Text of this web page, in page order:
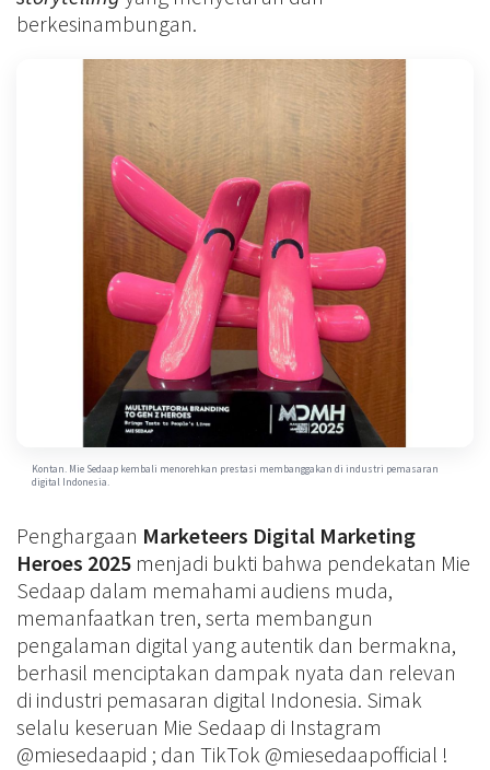
berkesinambungan.
Kontan. Mie Sedaap kembali menorehkan prestasi membanggakan di industri pemasaran
digital Indonesia.
Penghargaan Marketeers Digital Marketing
Heroes 2025 menjadi bukti bahwa pendekatan Mie
Sedaap dalam memahami audiens muda,
memanfaatkan tren, serta membangun
pengalaman digital yang autentik dan bermakna,
berhasil menciptakan dampak nyata dan relevan
di industri pemasaran digital Indonesia. Simak
selalu keseruan Mie Sedaap di Instagram
@miesedaapid ; dan TikTok @miesedaapofficial !